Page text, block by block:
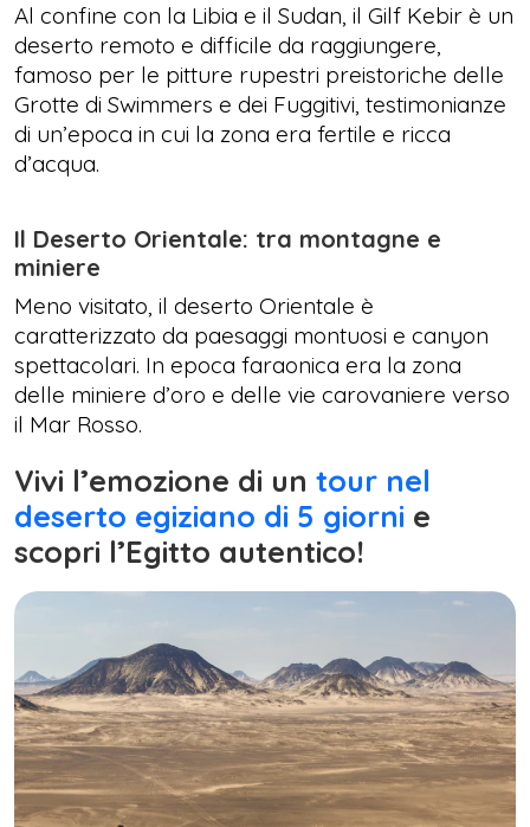
Al confine con la Libia e il Sudan, il Gilf Kebir è un
deserto remoto e difficile da raggiungere,
famoso per le pitture rupestri preistoriche delle
Grotte di Swimmers e dei Fuggitivi, testimonianze
di un’epoca in cui la zona era fertile e ricca
d’acqua.
Il Deserto Orientale: tra montagne e
miniere
Meno visitato, il deserto Orientale è
caratterizzato da paesaggi montuosi e canyon
spettacolari. In epoca faraonica era la zona
delle miniere d’oro e delle vie carovaniere verso
il Mar Rosso.
Vivi l’emozione di un tour nel
deserto egiziano di 5 giorni e
scopri l’Egitto autentico!